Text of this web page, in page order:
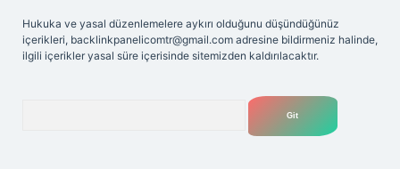
Hukuka ve yasal düzenlemelere aykırı olduğunu düşündüğünüz
içerikleri, backlinkpanelicomtr@gmail.com adresine bildirmeniz halinde,
ilgili içerikler yasal süre içerisinde sitemizden kaldırılacaktır.